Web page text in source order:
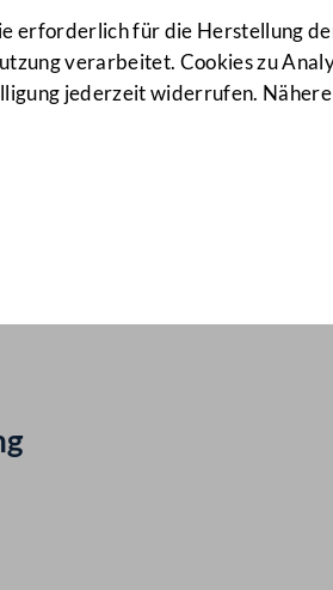
erforderlich für die Herstellung
verarbeitet. Cookies zu
jederzeit widerrufen.